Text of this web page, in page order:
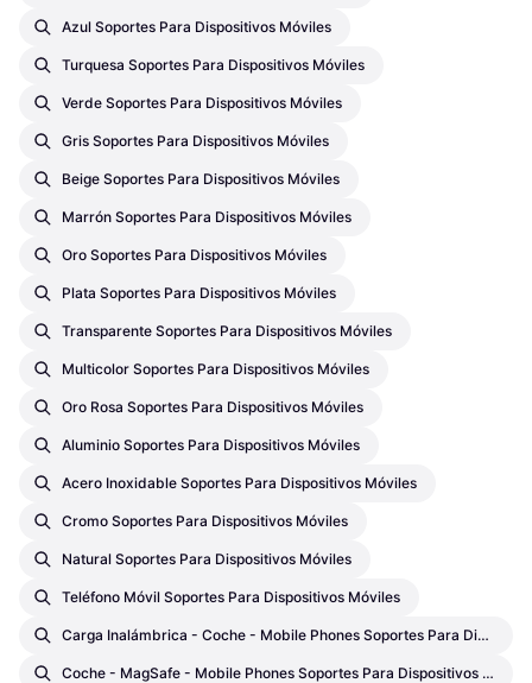
Azul Soportes Para Dispositivos Móviles
Turquesa Soportes Para Dispositivos Móviles
Verde Soportes Para Dispositivos Móviles
Gris Soportes Para Dispositivos Móviles
Beige Soportes Para Dispositivos Móviles
Marrón Soportes Para Dispositivos Móviles
Oro Soportes Para Dispositivos Móviles
Plata Soportes Para Dispositivos Móviles
Transparente Soportes Para Dispositivos Móviles
Multicolor Soportes Para Dispositivos Móviles
Oro Rosa Soportes Para Dispositivos Móviles
Aluminio Soportes Para Dispositivos Móviles
Acero Inoxidable Soportes Para Dispositivos Móviles
Cromo Soportes Para Dispositivos Móviles
Natural Soportes Para Dispositivos Móviles
Teléfono Móvil Soportes Para Dispositivos Móviles
Carga Inalámbrica - Coche - Mobile Phones Soportes Para Dispositivos Móviles
Coche - MagSafe - Mobile Phones Soportes Para Dispositivos Móviles